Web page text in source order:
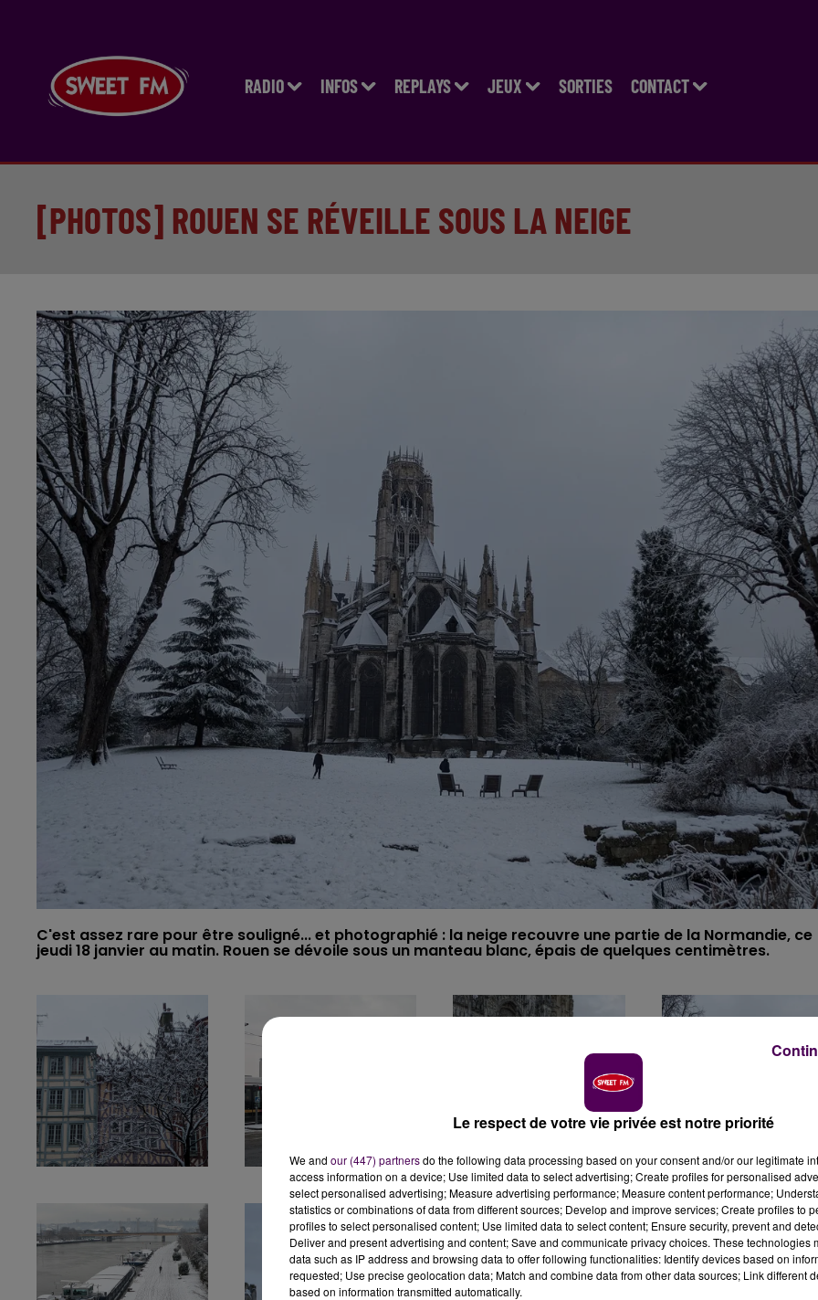
RADIO INFOS REPLAYS JEUX SORTIES CONTACT
[PHOTOS] ROUEN SE RÉVEILLE SOUS LA NEIGE
C'est assez rare pour être souligné... et photographié : la neige recouvre une partie de la Normandie, ce
jeudi 18 janvier au matin. Rouen se dévoile sous un manteau blanc, épais de quelques centimètres.
Le respect de votre vie privée est notre priorité
We and our (447) partnersdo the following data processing based on your consent and/or our legitimate
access information on a device; Use limited data to select advertising; Create profiles for personalised
select personalised advertising; Measure advertising performance; Measure content performance;
statistics or combinations of data from different sources; Develop and improve services; Create profiles to
profiles to select personalised content; Use limited data to select content; Ensure security, prevent and
Deliver and present advertising and content; Save and communicate privacy choices. These technologies
data such as IP address and browsing data to offer following functionalities: Identify devices based on
requested; Use precise geolocation data; Match and combine data from other data sources; Link different
based on information transmitted automatically.